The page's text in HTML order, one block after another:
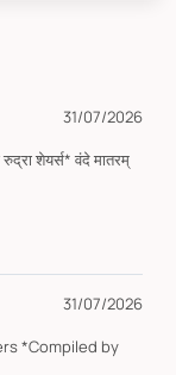
31/07/2026
31/07/2026
*Compiled by